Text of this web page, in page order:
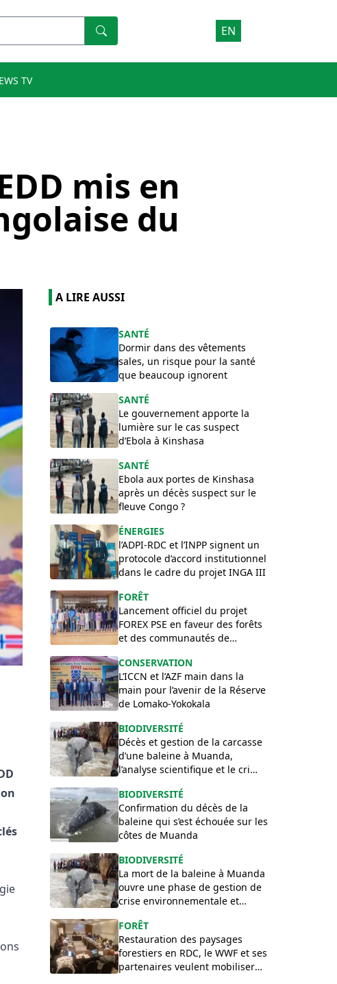
EN
TV
mis en
du
A LIRE AUSSI
SANTÉ
Dormir dans des vêtements
sales, un risque pour la santé
que beaucoup ignorent
SANTÉ
Le gouvernement apporte la
lumière sur le cas suspect
d’Ebola à Kinshasa
SANTÉ
Ebola aux portes de Kinshasa
après un décès suspect sur le
fleuve Congo ?
ÉNERGIES
l’ADPI-RDC et l’INPP signent un
protocole d’accord institutionnel
dans le cadre du projet INGA III
FORÊT
Lancement officiel du projet
FOREX PSE en faveur des forêts
et des communautés de
CONSERVATION
L’ICCN et l’AZF main dans la
main pour l’avenir de la Réserve
de Lomako-Yokokala
BIODIVERSITÉ
Décès et gestion de la carcasse
d’une baleine à Muanda,
l’analyse scientifique et le cri
BIODIVERSITÉ
Confirmation du décès de la
baleine qui s’est échouée sur les
côtes de Muanda
BIODIVERSITÉ
La mort de la baleine à Muanda
ouvre une phase de gestion de
crise environnementale et
FORÊT
Restauration des paysages
forestiers en RDC, le WWF et ses
partenaires veulent mobiliser